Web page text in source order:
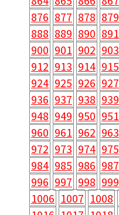
876 877 878 879
888 889 890 891
900 901 902 903
912 913 914 915
924 925 926 927
936 937 938 939
948 949 950 951
960 961 962 963
972 973 974 975
984 985 986 987
996 997 998 999
1006 1007 1008